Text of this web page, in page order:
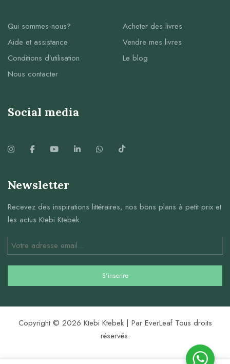
Qui sommes-nous?
Aide et assistance
Conditions d’utilisation
Nous contacter
Acheter des livres
Vendre mes livres
Le blog
Social media
Newsletter
Recevez des inspirations littéraires, nos bons plans à petit prix et
les actus Ktebi Ktebek.
Copyright © 2026 Ktebi Ktebek | Par EverLeaf Tous droits
réservés.